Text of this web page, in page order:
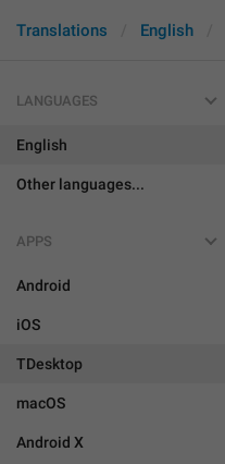
Translations English
LANGUAGES
English
Other languages...
APPS
Android
iOS
TDesktop
macOS
Android X